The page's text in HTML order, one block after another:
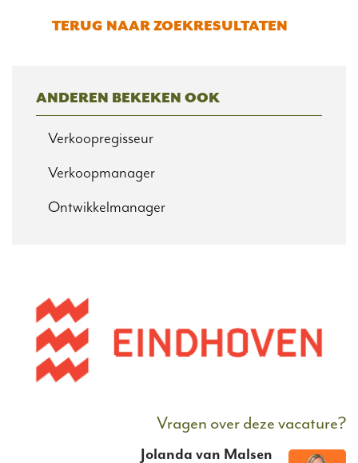
TERUG NAAR ZOEKRESULTATEN
ANDEREN BEKEKEN OOK
Verkoopregisseur
Verkoopmanager
Ontwikkelmanager
Vragen over deze vacature?
Jolanda van Malsen